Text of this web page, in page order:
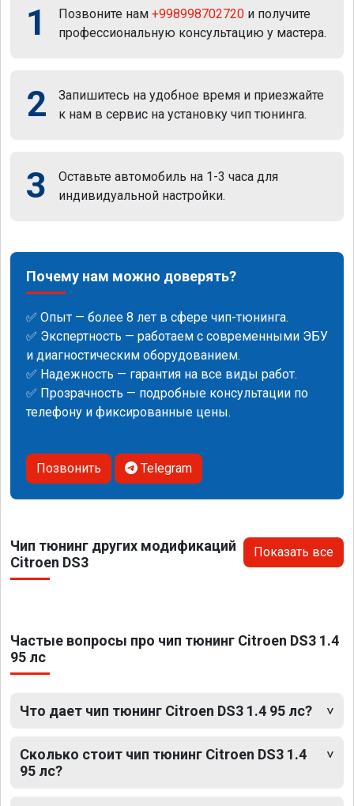
1 Позвоните нам +998998702720 и получите
профессиональную консультацию у мастера.
2
Запишитесь на удобное время и приезжайте
к нам в сервис на установку чип тюнинга.
3
Оставьте автомобиль на 1-3 часа для
индивидуальной настройки.
Почему нам можно доверять?
✅ Опыт — более 8 лет в сфере чип-тюнинга.
✅ Экспертность — работаем с современными ЭБУ
и диагностическим оборудованием.
✅ Надежность — гарантия на все виды работ.
✅ Прозрачность — подробные консультации по
телефону и фиксированные цены.
Позвонить Telegram
Чип тюнинг других модификаций
Citroen DS3
Показать все
Частые вопросы про чип тюнинг Citroen DS3 1.4
95 лс
Что дает чип тюнинг Citroen DS3 1.4 95 лс?
Сколько стоит чип тюнинг Citroen DS3 1.4
95 лс?